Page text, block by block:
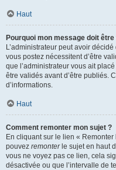
Haut
Pourquoi mon message doit être
L’administrateur peut avoir
vous postez nécessitent d’être
que l’administrateur vous ait
être validés avant d’être publiés.
d’informations.
Haut
Comment remonter mon sujet ?
En cliquant sur le lien «
pouvez remonterle sujet en haut
vous ne voyez pas ce lien, cela
désactivée ou que l’intervalle de